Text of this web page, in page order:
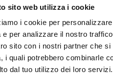
sito web utilizza i cookie
i cookie per
e per analizzare il nostro
sito con i nostri partner che
i quali potrebbero combinarle
dal tuo utilizzo dei loro servizi.
finale un guizzo di
genoani presenti allo
Solidità e
frazione. Il Torino
ritmo, frenato